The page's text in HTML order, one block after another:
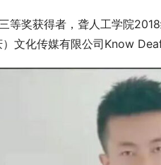
等奖获得者，聋人工学院
文化传媒有限公司Know